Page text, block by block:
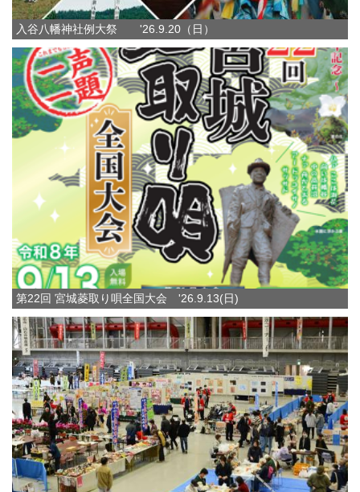
入谷八幡神社例大祭 '26.9.20（日）
第22回 宮城菱取り唄全国大会 '26.9.13(日)